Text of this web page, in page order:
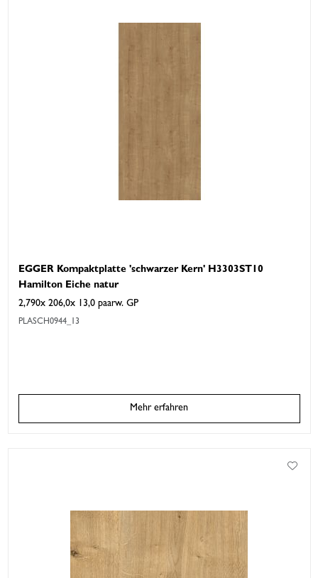
EGGER Kompaktplatte 'schwarzer Kern' H3303ST10
Hamilton Eiche natur
2,790x 206,0x 13,0 paarw. GP
PLASCH0944_13
Mehr erfahren